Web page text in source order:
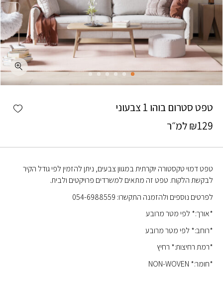
טפט סטרום בוהו 1 צבעוני
₪129 למ״ר
טפט דמוי טקסטורה יוקרתית במגוון צבעים, ניתן להזמין לפי גודל הקיר
לבקשת הלקוח. טפט זה מתאים למשרדים פרויקטים ולבית.
לפרטים נוספים ולהזמנה התקשרו: 054-6988559
*אורך:* לפי מטר מרובע
*רוחב:* לפי מטר מרובע
*רמת רחיצות:* רחיץ
*חומר:* NON-WOVEN